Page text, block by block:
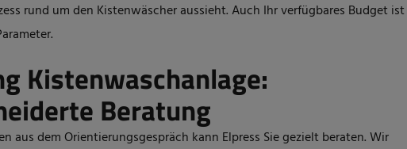
rund um den Kistenwäscher aussieht. Auch Ihr verfügbares Budget ist
Kistenwaschanlage:
Beratung
aus dem Orientierungsgespräch kann Elpress Sie gezielt beraten. Wir